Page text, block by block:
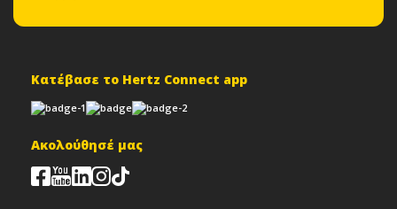
Κατέβασε το Hertz Connect app
Ακολούθησέ μας